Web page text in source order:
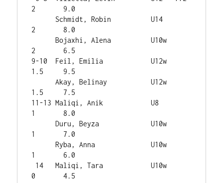
2       9.0
2       8.0
      Bojaxhi, Alena          U10w
2       6.5
9-10  Feil, Emilia            U12w
1.5     9.5
      Akay, Belinay           U12w
1.5     7.5
11-13 Maliqi, Anik            U8
1       8.0
      Duru, Beyza             U10w
1       7.0
      Ryba, Anna              U10w
1       6.0
0       4.5